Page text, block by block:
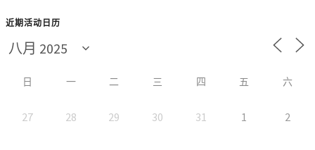
近期活动日历
日 一 二 三 四 五 六
27 28 29 30 31 1 2